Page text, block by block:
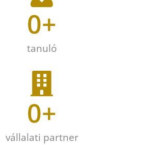
tanuló
0+
vállalati partner
0+